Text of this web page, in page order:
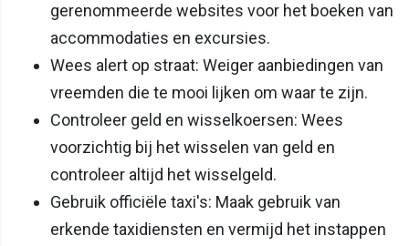
gerenommeerde websites voor het boeken van
accommodaties en excursies.
Wees alert op straat: Weiger aanbiedingen van
vreemden die te mooi lijken om waar te zijn.
Controleer geld en wisselkoersen: Wees
voorzichtig bij het wisselen van geld en
controleer altijd het wisselgeld.
Gebruik officiële taxi's: Maak gebruik van
erkende taxidiensten en vermijd het instappen